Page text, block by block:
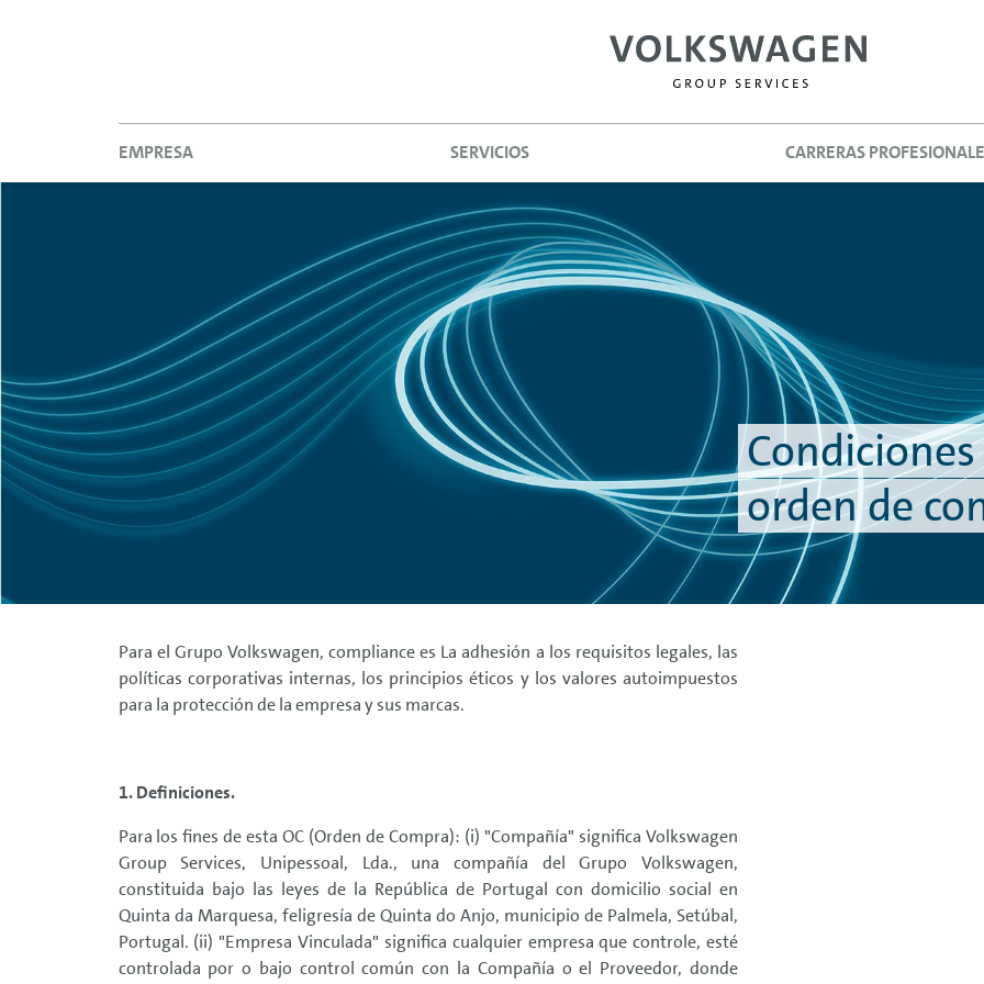
EMPRESA SERVICIOS CARRERAS
orden de
Para el Grupo Volkswagen, compliance es La adhesión a los requisitos legales, las
políticas corporativas internas, los principios éticos y los valores autoimpuestos
para la protección de la empresa y sus marcas.
1. Definiciones.
Para los fines de esta OC (Orden de Compra): (i) "Compañía" significa Volkswagen
Group Services, Unipessoal, Lda., una compañía del Grupo Volkswagen,
constituida bajo las leyes de la República de Portugal con domicilio social en
Quinta da Marquesa, feligresía de Quinta do Anjo, municipio de Palmela, Setúbal,
Portugal. (ii) "Empresa Vinculada" significa cualquier empresa que controle, esté
controlada por o bajo control común con la Compañía o el Proveedor, donde